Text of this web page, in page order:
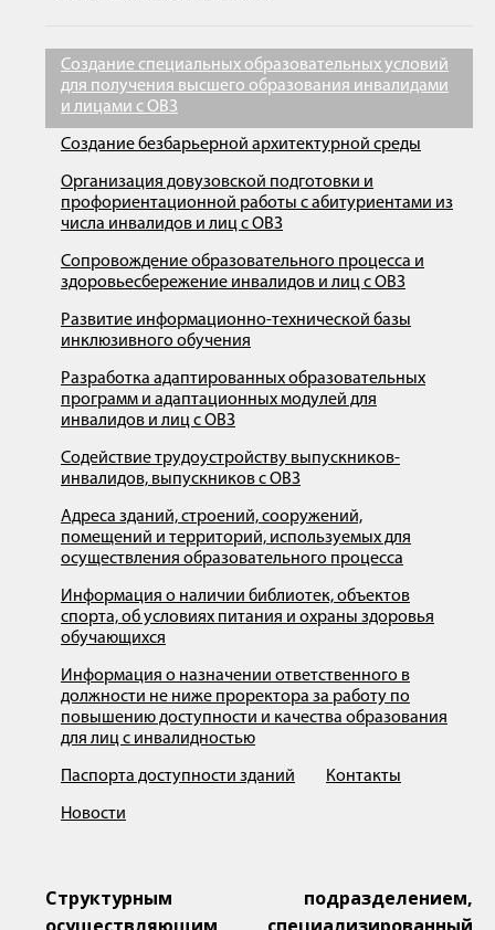
Создание специальных образовательных условий
для получения высшего образования инвалидами
и лицами с ОВЗ
Создание безбарьерной архитектурной среды
Организация довузовской подготовки и
профориентационной работы с абитуриентами из
числа инвалидов и лиц с ОВЗ
Сопровождение образовательного процесса и
здоровьесбережение инвалидов и лиц с ОВЗ
Развитие информационно-технической базы
инклюзивного обучения
Разработка адаптированных образовательных
программ и адаптационных модулей для
инвалидов и лиц с ОВЗ
Содействие трудоустройству выпускников-
инвалидов, выпускников с ОВЗ
Адреса зданий, строений, сооружений,
помещений и территорий, используемых для
осуществления образовательного процесса
Информация о наличии библиотек, объектов
спорта, об условиях питания и охраны здоровья
обучающихся
Информация о назначении ответственного в
должности не ниже проректора за работу по
повышению доступности и качества образования
для лиц с инвалидностью
Паспорта доступности зданий Контакты
Новости
Структурным подразделением,
осуществляющим специализированный